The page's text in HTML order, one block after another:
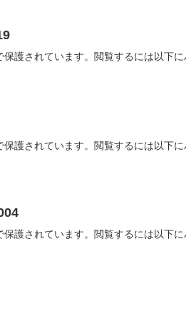
護されています。閲覧するには以下に
護されています。閲覧するには以下に
護されています。閲覧するには以下に